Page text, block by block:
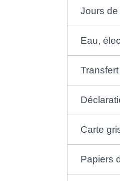
Jours
Eau,
Carte
Papiers